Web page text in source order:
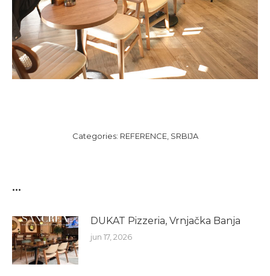
Categories: REFERENCE, SRBIJA
...
DUKAT Pizzeria, Vrnjačka Banja
jun 17, 2026